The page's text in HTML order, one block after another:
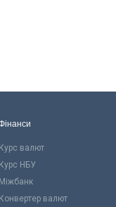
Курс валют
Курс НБУ
Міжбанк
Конвертер валют